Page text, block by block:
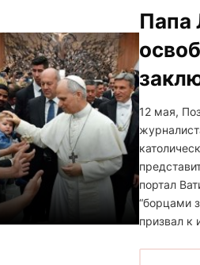
Папа
12 мая,
портал
“борцами
призвал к